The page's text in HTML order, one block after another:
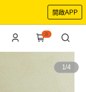
開啟APP
0
1/4